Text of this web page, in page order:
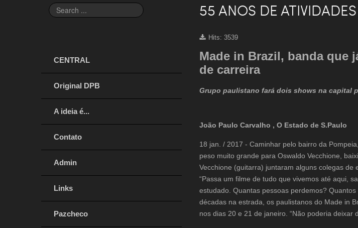
55 ANOS DE
Hits: 3539
Made in Brazil, banda que
de carreira
Grupo paulistano fará dois shows na capital
João Paulo Carvalho , O Estado de S.Paulo
18 jan. / 2017 - Caminhar pelo bairro da
peso muito grande para Oswaldo Vecchione,
Vecchione (guitarra) juntaram alguns colegas
“Passa um filme de tudo que vivemos até aqui,
estudado. Quantas pessoas perdemos?
décadas na estrada, os paulistanos do Made in
nos dias 20 e 21 de janeiro. “Não poderia deixar
Search
...
CENTRAL
Original DPB
A ideia é...
Contato
Admin
Links
Pazcheco